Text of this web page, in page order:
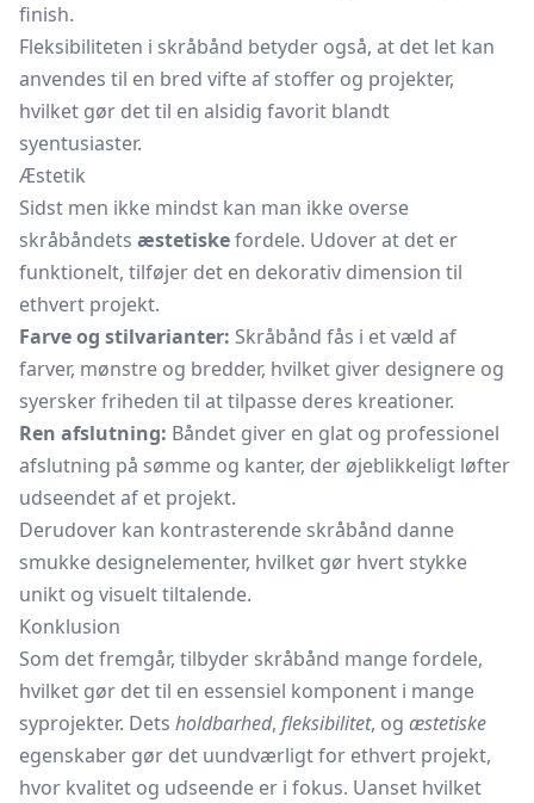
finish.
Fleksibiliteten i skråbånd betyder også, at det let kan
anvendes til en bred vifte af stoffer og projekter,
hvilket gør det til en alsidig favorit blandt
syentusiaster.
Æstetik
Sidst men ikke mindst kan man ikke overse
skråbåndets æstetiskefordele. Udover at det er
funktionelt, tilføjer det en dekorativ dimension til
ethvert projekt.
Farve og stilvarianter: Skråbånd fås i et væld af
farver, mønstre og bredder, hvilket giver designere og
syersker friheden til at tilpasse deres kreationer.
Ren afslutning: Båndet giver en glat og professionel
afslutning på sømme og kanter, der øjeblikkeligt løfter
udseendet af et projekt.
Derudover kan kontrasterende skråbånd danne
smukke designelementer, hvilket gør hvert stykke
unikt og visuelt tiltalende.
Konklusion
Som det fremgår, tilbyder skråbånd mange fordele,
hvilket gør det til en essensiel komponent i mange
syprojekter. Dets holdbarhed, fleksibilitet, og æstetiske
egenskaber gør det uundværligt for ethvert projekt,
hvor kvalitet og udseende er i fokus. Uanset hvilket